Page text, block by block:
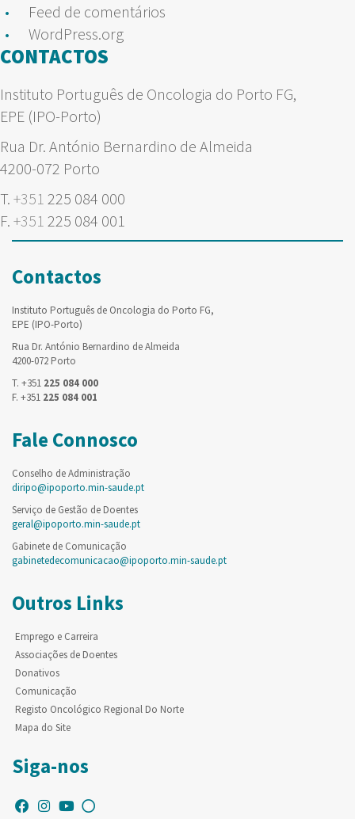
Feed de comentários
WordPress.org
CONTACTOS
Instituto Português de Oncologia do Porto FG,
EPE (IPO-Porto)
Rua Dr. António Bernardino de Almeida
4200-072 Porto
T. +351 225 084 000
F. +351 225 084 001
Contactos
Instituto Português de Oncologia do Porto FG,
EPE (IPO-Porto)
Rua Dr. António Bernardino de Almeida
4200-072 Porto
T. +351 225 084 000
F. +351 225 084 001
Fale Connosco
Conselho de Administração
diripo@ipoporto.min-saude.pt
Serviço de Gestão de Doentes
geral@ipoporto.min-saude.pt
Gabinete de Comunicação
gabinetedecomunicacao@ipoporto.min-saude.pt
Outros Links
Emprego e Carreira
Associações de Doentes
Donativos
Comunicação
Registo Oncológico Regional Do Norte
Mapa do Site
Siga-nos